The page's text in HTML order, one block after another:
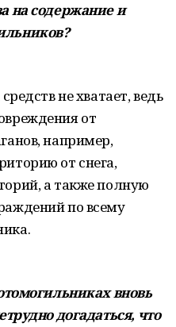
на содержание и
не хватает, ведь
от
например,
от снега,
а также полную
по всему
вновь
догадаться, что